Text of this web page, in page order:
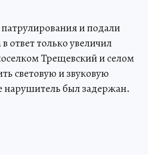
и подали
ответ только увеличил
Трещевский и селом
световую и звуковую
нарушитель был задержан.